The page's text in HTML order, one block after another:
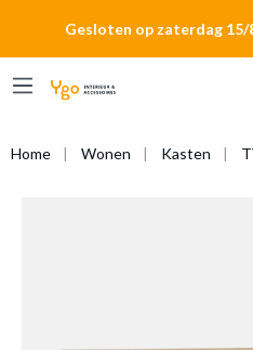
Gesloten op zaterdag 15/
Home Wonen Kasten